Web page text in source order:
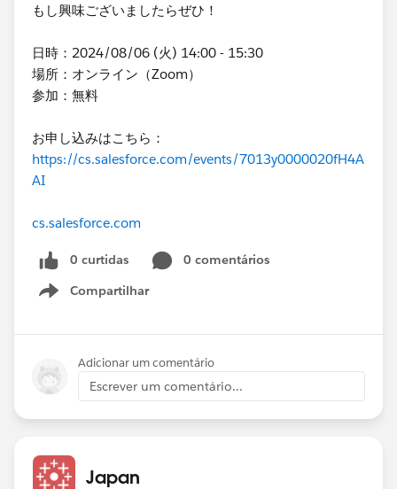
もし興味ございましたらぜひ！
日時：2024/08/06 (火) 14:00 - 15:30
場所：オンライン（Zoom）
参加：無料
お申し込みはこちら：
https://cs.salesforce.com/events/7013y0000020fH4A
AI
cs.salesforce.com
0 curtidas
0 comentários
Compartilhar
Show menu
Adicionar um comentário
Escrever um comentário...
Japan